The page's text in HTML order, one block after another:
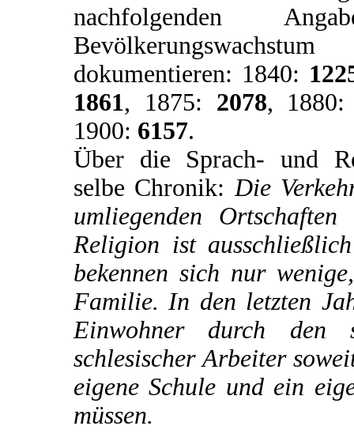
nachfolgenden
dokumentieren: 1840:
1861, 1875: 2078,
1900: 6157.
Über die Sprach- und
selbe Chronik: Die
umliegenden
Religion ist
bekennen sich nur
Familie. In den letzten
Einwohner durch den
schlesischer Arbeiter
eigene Schule und ein
müssen.